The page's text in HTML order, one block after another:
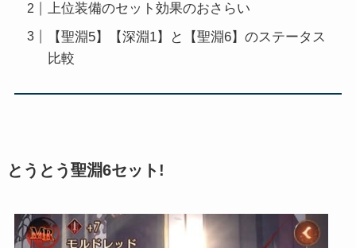
上位装備のセット効果のおさらい
【聖淵5】【深淵1】と【聖淵6】のステータス
比較
とうとう聖淵6セット!